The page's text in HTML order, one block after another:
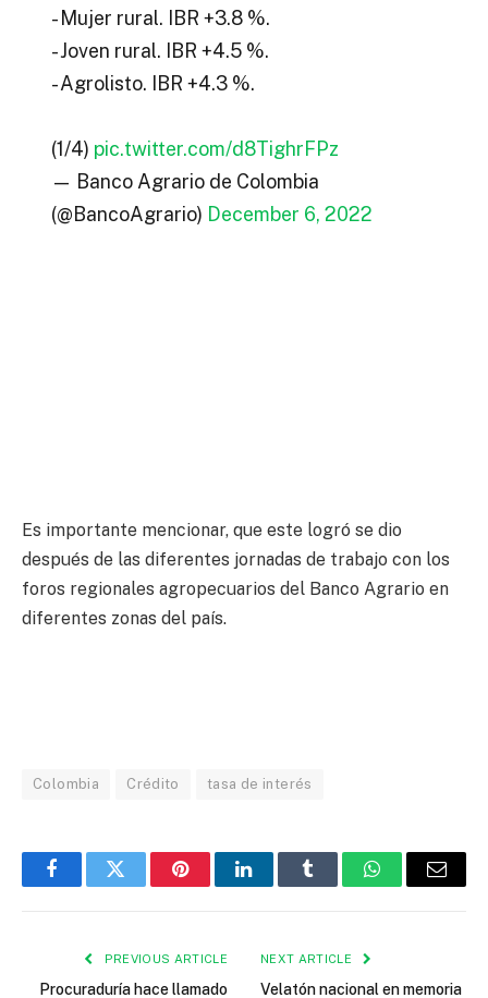
- Mujer rural. IBR +3.8 %.
- Joven rural. IBR +4.5 %.
- Agrolisto. IBR +4.3 %.
(1/4) pic.twitter.com/d8TighrFPz
— Banco Agrario de Colombia
(@BancoAgrario) December 6, 2022
Es importante mencionar, que este logró se dio
después de las diferentes jornadas de trabajo con los
foros regionales agropecuarios del Banco Agrario en
diferentes zonas del país.
Colombia Crédito tasa de interés
FacebookTwitter PinterestLinkedInTumblr WhatsAppEmail
PREVIOUS ARTICLE
Procuraduría hace llamado
NEXT ARTICLE
Velatón nacional en memoria